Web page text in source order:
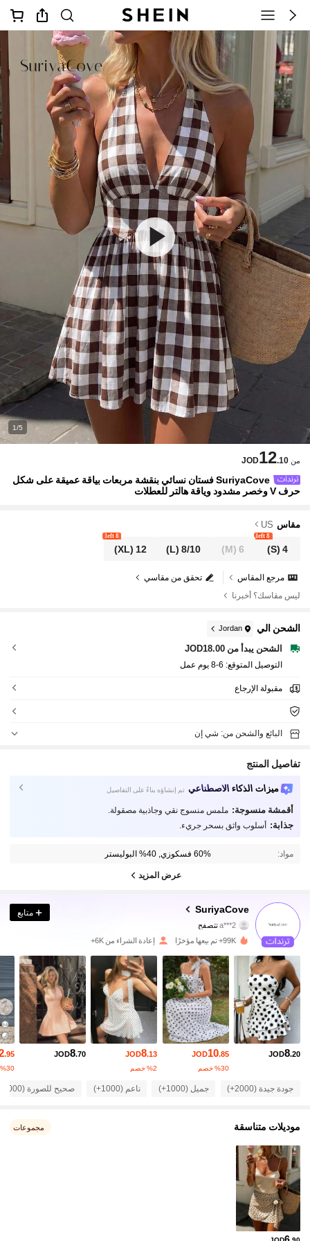
1/5
من JOD12.10
SuriyaCove فستان نسائي بنقشة مربعات بياقة عميقة على شكل
حرف V وخصر مشدود وياقة هالتر للعطلات
مقاس US
4
(S)
8 left
6
(M)
8/10
(L)
12
(XL)
8 left
تحقق من مقاسي
مرجع المقاس
ليس مقاسك؟ أخبرنا
الشحن الي Jordan
الشحن يبدأ من JOD18.00
التوصيل المتوقع: 6-8 يوم عمل
مقبولة الإرجاع
البائع والشحن من: شي إن
تفاصيل المنتج
ميزات الذكاء الاصطناعي تم إنشاؤه بناءً على التفاصيل
أقمشة منسوجة: ملمس منسوج نقي وجاذبية مصقولة.
جذابة: أسلوب واثق بسحر جريء.
مواد: 60% فسكوزي, 40% البوليستر
عرض المزيد
SuriyaCove
a***2تتصفح
4.69
4.69 21K متابعون
4.69 21K متابعون
4.69
متابع
99K+ تم بيعها مؤخرًا إعادة الشراء من 6K+
JOD8.20
JOD10.85
‎%30‎ خصم
JOD8.13
‎%2‎ خصم
JOD8.70
.95
‎%30‎ خصم
جودة جيدة (2000+) جميل (1000+) ناعم (1000+) صحيح للصورة (1000+)
موديلات متناسقة مجموعات